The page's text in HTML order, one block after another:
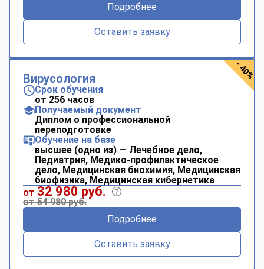
Подробнее
Оставить заявку
Вирусология
Срок обучения
от 256 часов
Получаемый документ
Диплом о профессиональной
переподготовке
Обучение на базе
высшее (одно из) — Лечебное дело,
Педиатрия, Медико-профилактическое
дело, Медицинская биохимия, Медицинская
биофизика, Медицинская кибернетика
от 32 980 руб.
от 54 980 руб.
Подробнее
Оставить заявку
- 40%